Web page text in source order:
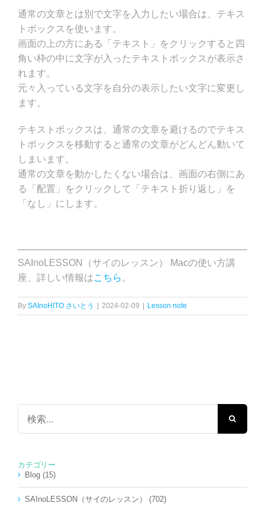
通常の文章とは別で文字を入力したい場合は、テキス
トボックスを使います。
画面の上の方にある「テキスト」をクリックすると四
角い枠の中に文字が入ったテキストボックスが表示さ
れます。
元々入っている文字を自分の表示したい文字に変更し
ます。
テキストボックスは、通常の文章を避けるのでテキス
トボックスを移動すると通常の文章がどんどん動いて
しまいます。
通常の文章を動かしたくない場合は、画面の右側にあ
る「配置」をクリックして「テキスト折り返し」を
「なし」にします。
SAInoLESSON（サイのレッスン） Macの使い方講
座、詳しい情報はこちら 。
By SAInoHITO さいとう | 2024-02-09 | Lesson note
検
…
カテゴリー
Blog (15)
SAInoLESSON（サイのレッスン） (702)